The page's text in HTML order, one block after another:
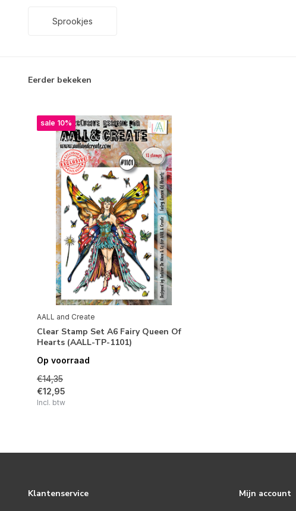
Sprookjes
Eerder bekeken
sale 10%
AALL and Create
Clear Stamp Set A6 Fairy Queen Of
Hearts (AALL-TP-1101)
Op voorraad
€14,35
€12,95
Incl. btw
Klantenservice Mijn account